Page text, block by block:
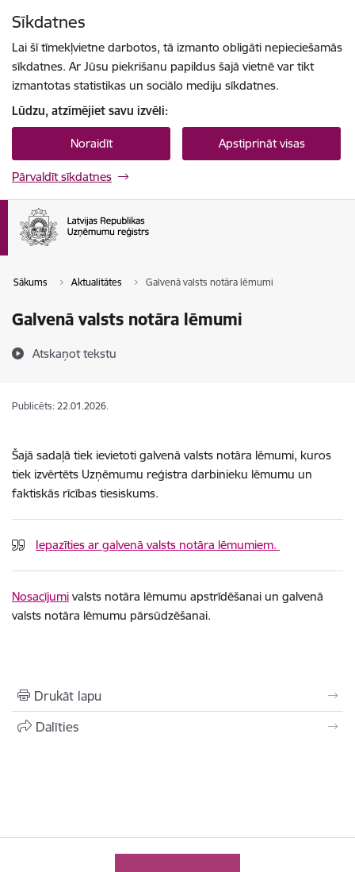
Sīkdatnes
Lai šī tīmekļvietne darbotos, tā izmanto obligāti nepieciešamās
sīkdatnes. Ar Jūsu piekrišanu papildus šajā vietnē var tikt
izmantotas statistikas un sociālo mediju sīkdatnes.
Lūdzu, atzīmējiet savu izvēli:
Noraidīt Apstiprināt visas
Pārvaldīt sīkdatnes
Sākums Aktualitātes Galvenā valsts notāra lēmumi
Galvenā valsts notāra lēmumi
Atskaņot tekstu
Publicēts: 22.01.2026.
Šajā sadaļā tiek ievietoti galvenā valsts notāra lēmumi, kuros
tiek izvērtēts Uzņēmumu reģistra darbinieku lēmumu un
faktiskās rīcības tiesiskums.
Iepazīties ar galvenā valsts notāra lēmumiem.
Nosacījumi valsts notāra lēmumu apstrīdēšanai un galvenā
valsts notāra lēmumu pārsūdzēšanai.
Drukāt lapu
Dalīties